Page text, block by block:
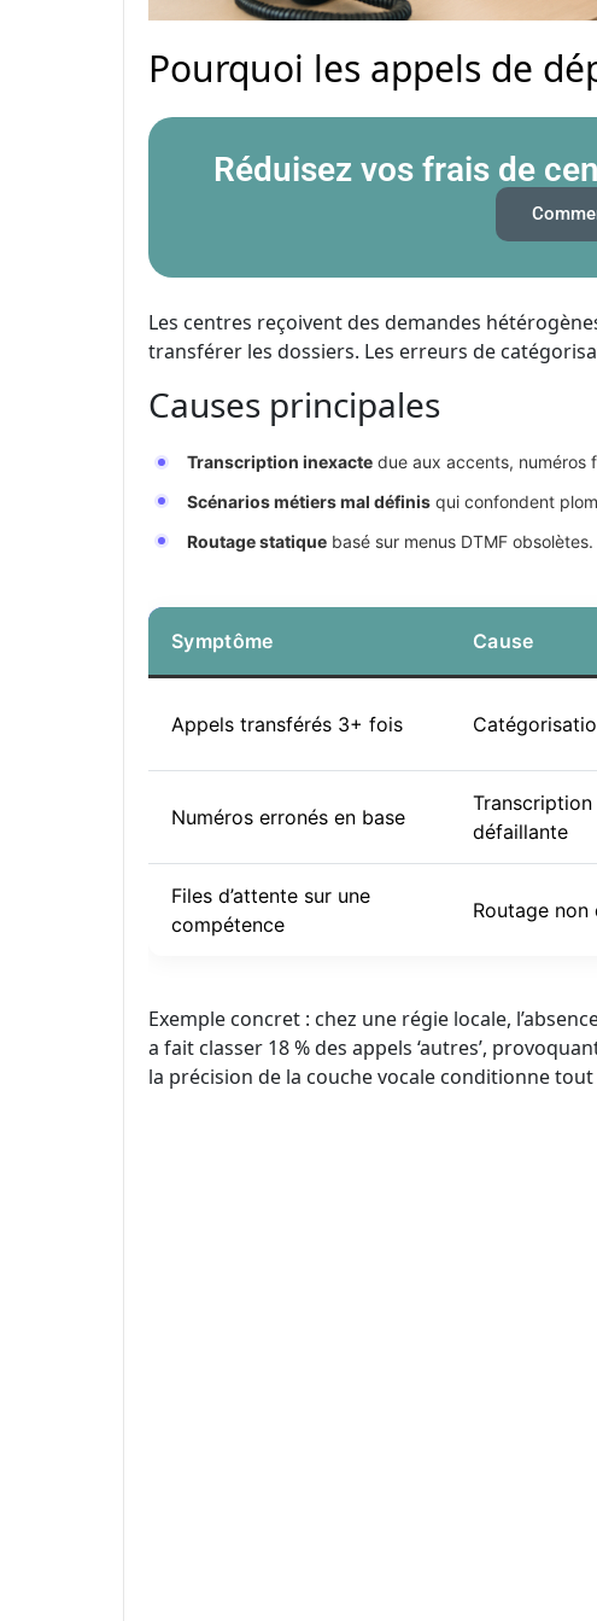
Pourquoi les appels de
Réduisez vos frais de
Les centres reçoivent des demandes
transférer les dossiers. Les erreurs de
Causes principales
Transcription inexacte due aux accents, numéros
Scénarios métiers mal définis qui confondent
Routage statique basé sur menus DTMF obsolètes.
Symptôme Cause
Appels transférés 3+ fois
Numéros erronés en base
défaillante
Files d’attente sur une
compétence
Routage non
Exemple concret : chez une régie locale,
a fait classer 18 % des appels ‘autres’,
la précision de la couche vocale conditionne tout